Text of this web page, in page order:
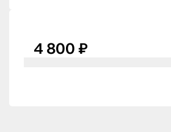
4 800 ₽